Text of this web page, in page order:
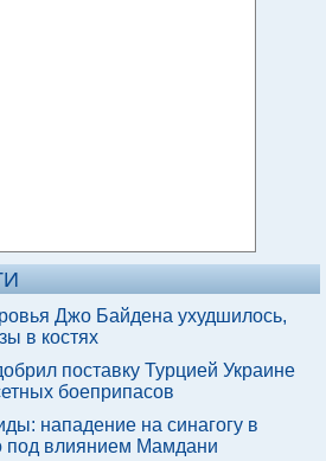
Джо Байдена ухудшилось,
в костях
поставку Турцией Украине
боеприпасов
нападение на синагогу в
под влиянием Мамдани